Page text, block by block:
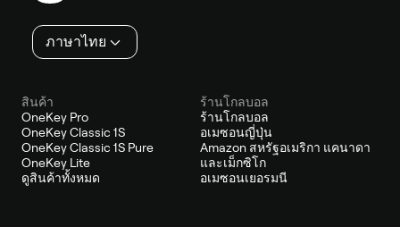
ภาษาไทย
สินค้า
OneKey Pro
OneKey Classic 1S
OneKey Classic 1S Pure
OneKey Lite
ดูสินค้าทั้งหมด
ร้านโกลบอล
ร้านโกลบอล
อเมซอนญี่ปุ่น
Amazon สหรัฐอเมริกา แคนาดา
และเม็กซิโก
อเมซอนเยอรมนี